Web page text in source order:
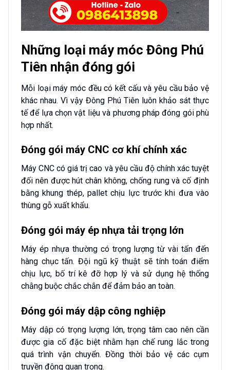
Những loại máy móc Đông Phú
Tiên nhận đóng gói
Mỗi loại máy móc đều có kết cấu và yêu cầu bảo vệ
khác nhau. Vì vậy Đông Phú Tiên luôn khảo sát thực
tế để lựa chọn vật liệu và phương pháp đóng gói phù
hợp nhất.
Đóng gói máy CNC cơ khí chính xác
Máy CNC có giá trị cao và yêu cầu độ chính xác tuyệt
đối nên được hút chân không, chống rung và cố định
bằng khung thép, pallet chịu lực trước khi đưa vào
thùng gỗ xuất khẩu.
Đóng gói máy ép nhựa tải trọng lớn
Máy ép nhựa thường có trọng lượng từ vài tấn đến
hàng chục tấn. Đội ngũ kỹ thuật sẽ tính toán điểm
chịu lực, bố trí kê đỡ hợp lý và sử dụng hệ thống
chằng buộc chắc chắn để đảm bảo an toàn.
Đóng gói máy dập công nghiệp
Máy dập có trọng lượng lớn, trọng tâm cao nên cần
được gia cố đặc biệt nhằm hạn chế rung lắc trong
quá trình vận chuyển. Đồng thời bảo vệ các cụm
truyền động quan trọng.